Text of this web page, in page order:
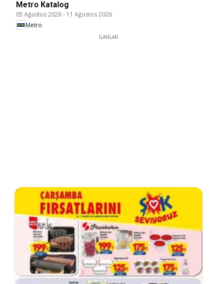
Metro Katalog
05 Ağustos 2026- 11 Ağustos 2026
Metro
İLANLAR